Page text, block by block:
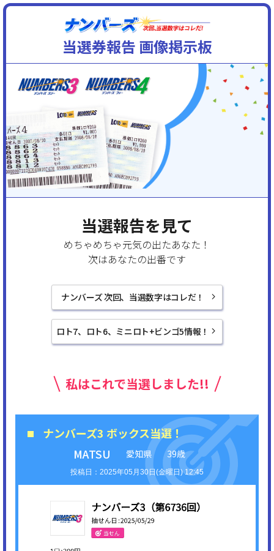
当選券報告 画像掲示板
当選報告を見て
めちゃめちゃ元気の出たあなた！
次はあなたの出番です
ナンバーズ 次回、当選数字はコレだ！
ロト7、ロト6、ミニロト+ビンゴ5情報！
私はこれで当選しました!!
ナンバーズ3 ボックス当選！
MATSU
愛知県 39歳
2025年05月30日(金曜日) 12:45